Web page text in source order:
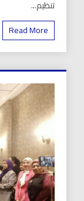
تنظيم...
Read More